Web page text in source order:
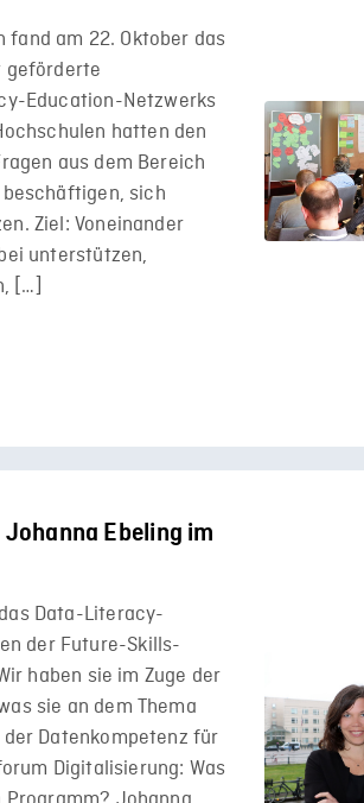
fand am 22. Oktober das
geförderte
Education-Netzwerks
hatten den
aus dem Bereich
sich
Ziel: Voneinander
unterstützen,
[…]
Ebeling im
Data-Literacy-
der Future-Skills-
haben sie im Zuge der
sie an dem Thema
Datenkompetenz für
Digitalisierung: Was